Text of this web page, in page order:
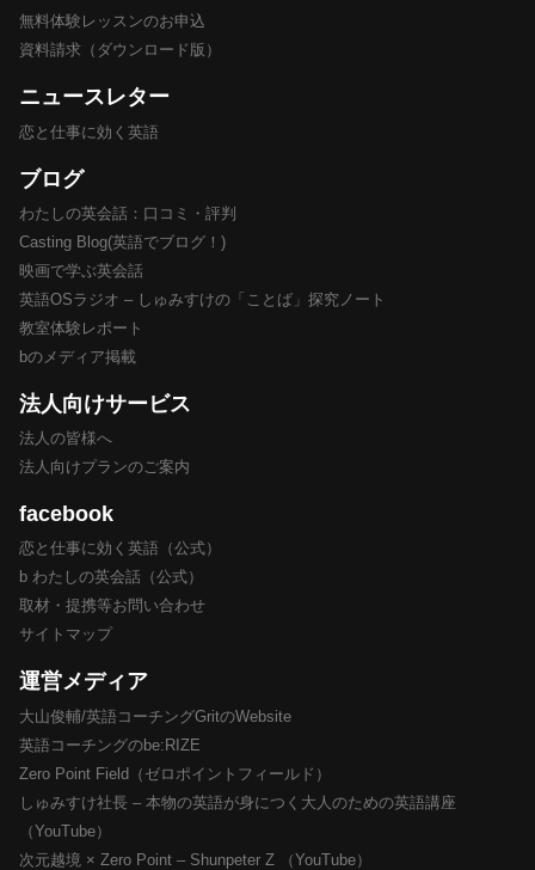
無料体験レッスンのお申込
資料請求（ダウンロード版）
ニュースレター
恋と仕事に効く英語
ブログ
わたしの英会話：口コミ・評判
Casting Blog(英語でブログ！)
映画で学ぶ英会話
英語OSラジオ – しゅみすけの「ことば」探究ノート
教室体験レポート
bのメディア掲載
法人向けサービス
法人の皆様へ
法人向けプランのご案内
facebook
恋と仕事に効く英語（公式）
b わたしの英会話（公式）
取材・提携等お問い合わせ
サイトマップ
運営メディア
大山俊輔/英語コーチングGritのWebsite
英語コーチングのbe:RIZE
Zero Point Field（ゼロポイントフィールド）
しゅみすけ社長 – 本物の英語が身につく大人のための英語講座
（YouTube）
次元越境 × Zero Point – Shunpeter Z （YouTube）